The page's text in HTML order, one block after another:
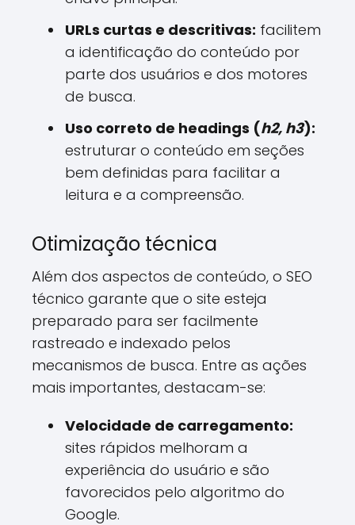
URLs curtas e descritivas: facilitem
a identificação do conteúdo por
parte dos usuários e dos motores
de busca.
Uso correto de headings (h2, h3):
estruturar o conteúdo em seções
bem definidas para facilitar a
leitura e a compreensão.
Otimização técnica
Além dos aspectos de conteúdo, o SEO
técnico garante que o site esteja
preparado para ser facilmente
rastreado e indexado pelos
mecanismos de busca. Entre as ações
mais importantes, destacam-se:
Velocidade de carregamento:
sites rápidos melhoram a
experiência do usuário e são
favorecidos pelo algoritmo do
Google.